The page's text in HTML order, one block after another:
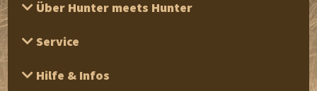
Über Hunter meets Hunter
Service
Hilfe & Infos